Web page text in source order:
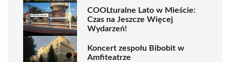
COOLturalne Lato w Mieście:
Czas na Jeszcze Więcej
Wydarzeń!
Koncert zespołu Bibobit w
Amfiteatrze